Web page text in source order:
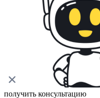
получить консультацию